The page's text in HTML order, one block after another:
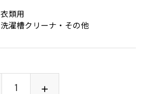
衣類用
洗濯槽クリーナ・その他